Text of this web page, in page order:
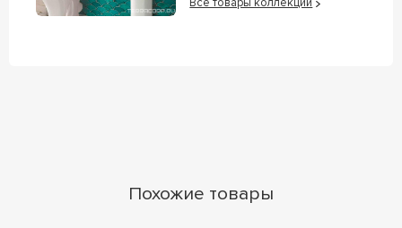
Все товары коллекции
Похожие товары